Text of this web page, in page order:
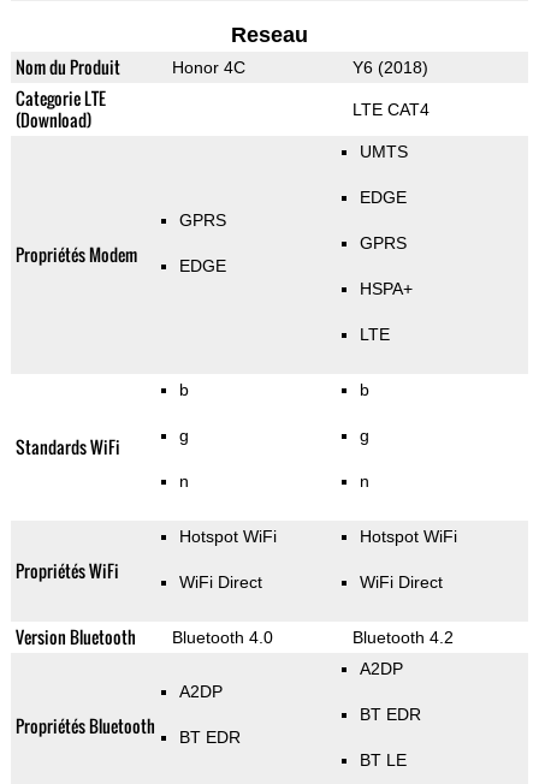
Reseau
Nom du Produit Honor 4C Y6 (2018)
Categorie LTE
(Download)
LTE CAT4
Propriétés Modem
GPRS
EDGE
UMTS
EDGE
GPRS
HSPA+
LTE
Standards WiFi
b
g
n
b
g
n
Propriétés WiFi
Hotspot WiFi
WiFi Direct
Hotspot WiFi
WiFi Direct
Version Bluetooth Bluetooth 4.0 Bluetooth 4.2
Propriétés Bluetooth
A2DP
BT EDR
A2DP
BT EDR
BT LE